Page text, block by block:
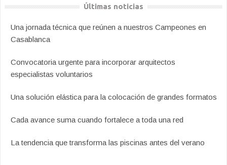
Últimas noticias
Una jornada técnica que reúnen a nuestros Campeones en
Casablanca
Convocatoria urgente para incorporar arquitectos
especialistas voluntarios
Una solución elástica para la colocación de grandes formatos
Cada avance suma cuando fortalece a toda una red
La tendencia que transforma las piscinas antes del verano